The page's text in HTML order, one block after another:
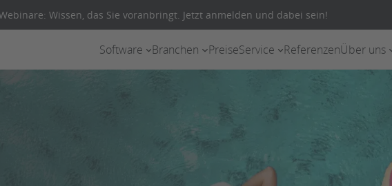
Wissen, das Sie voranbringt. Jetzt anmelden und dabei sein!
Software Branchen PreiseService ReferenzenÜber uns